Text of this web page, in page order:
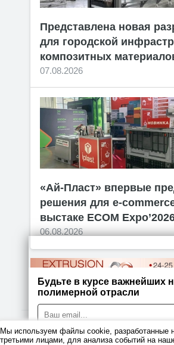
Представлена новая
для городской
композитных
07.08.2026
«Ай-Пласт» впервые
решения для e-
выстаке ECOM
06.08.2026
Будьте в курсе важнейших
полимерной отрасли
© 2026
Мы используем файлы cookie, разработанные
третьими лицами, для анализа событий на